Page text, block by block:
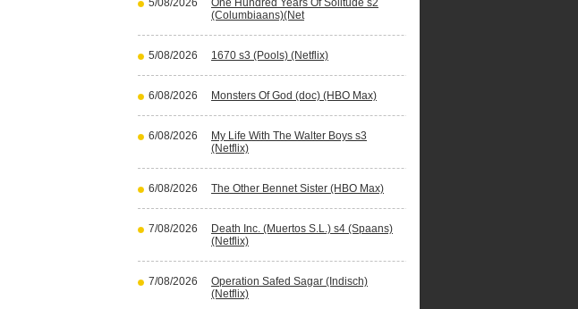
5/08/2026
One Hundred Years Of Solitude s2
(Columbiaans)(Net
5/08/2026 1670 s3 (Pools) (Netflix)
6/08/2026 Monsters Of God (doc) (HBO Max)
6/08/2026
My Life With The Walter Boys s3
(Netflix)
6/08/2026 The Other Bennet Sister (HBO Max)
7/08/2026
Death Inc. (Muertos S.L.) s4 (Spaans)
(Netflix)
7/08/2026
Operation Safed Sagar (Indisch)
(Netflix)